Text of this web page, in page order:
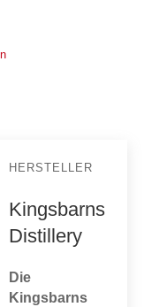
HERSTELLER
Kingsbarns
Distillery
Die
Kingsbarns